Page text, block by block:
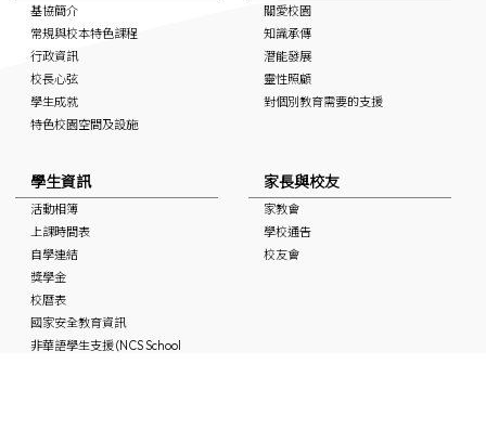
基協簡介
常規與校本特色課程
行政資訊
校長心弦
學生成就
特色校園空間及設施
關愛校園
知識承傳
潛能發展
靈性照顧
對個別教育需要的支援
學生資訊
活動相簿
上課時間表
自學連結
獎學金
校曆表
國家安全教育資訊
非華語學生支援 (NCS School
家長與校友
家教會
學校通告
校友會